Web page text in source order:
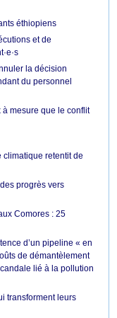
éthiopiens
et de
la décision
du personnel
à mesure que le conflit
climatique retentit de
progrès vers
Comores : 25
d’un pipeline « en
de démantèlement
lié à la pollution
transforment leurs